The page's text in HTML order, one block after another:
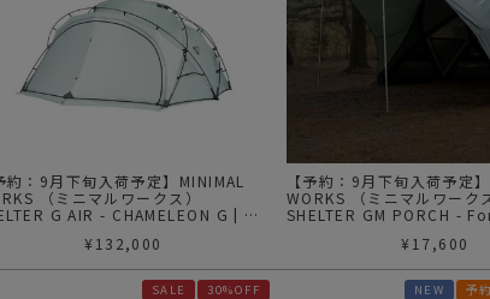
約：9月下旬入荷予定】MINIMAL
（ミニマルワークス）
G AIR - CHAMELEON G | シ
¥ 132,000
【予約：9月下旬入荷予定
WORKS （ミニマルワーク
SHELTER GM PORCH -
¥ 17,600
SALE 30%OFF NEW 予約